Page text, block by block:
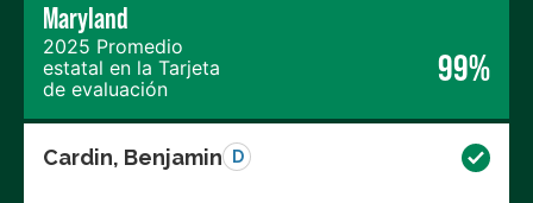
Maryland
2025 Promedio
estatal en la Tarjeta
de evaluación
99%
Cardin, Benjamin D